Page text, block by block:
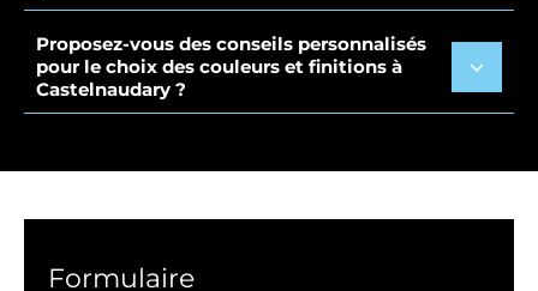
Proposez-vous des conseils personnalisés
pour le choix des couleurs et finitions à
Castelnaudary ?
Formulaire